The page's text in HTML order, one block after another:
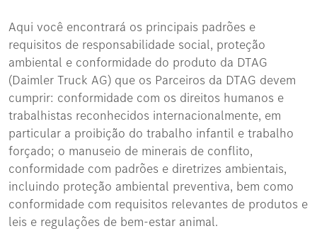
Aqui você encontrará os principais padrões e
requisitos de responsabilidade social, proteção
ambiental e conformidade do produto da DTAG
(Daimler Truck AG) que os Parceiros da DTAG devem
cumprir: conformidade com os direitos humanos e
trabalhistas reconhecidos internacionalmente, em
particular a proibição do trabalho infantil e trabalho
forçado; o manuseio de minerais de conflito,
conformidade com padrões e diretrizes ambientais,
incluindo proteção ambiental preventiva, bem como
conformidade com requisitos relevantes de produtos e
leis e regulações de bem-estar animal.